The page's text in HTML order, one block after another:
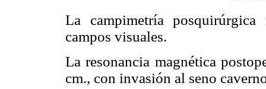
La campimetría
campos visuales.
La resonancia magnética
cm., con invasión al seno